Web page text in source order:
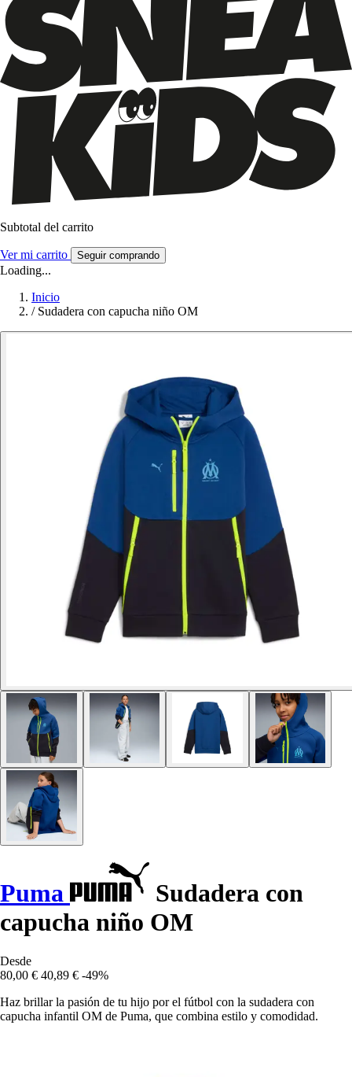
Subtotal del carrito
Ver mi carrito Seguir comprando
Loading...
Inicio
/ Sudadera con capucha niño OM
Puma
Sudadera con
capucha niño OM
Desde
80,00 € 40,89 € -49%
Haz brillar la pasión de tu hijo por el fútbol con la sudadera con
capucha infantil OM de Puma, que combina estilo y comodidad.